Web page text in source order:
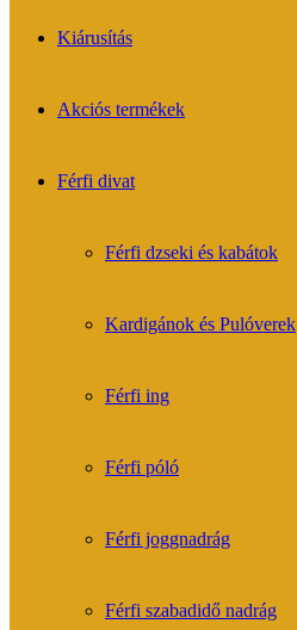
Kiárusítás
Akciós termékek
Férfi divat
Férfi dzseki és kabátok
Kardigánok és Pulóverek
Férfi ing
Férfi póló
Férfi joggnadrág
Férfi szabadidő nadrág